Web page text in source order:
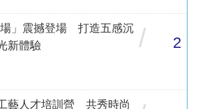
場」震撼登場 打造五感沉
新體驗
/ 2
藝人才培訓營 共秀時尚